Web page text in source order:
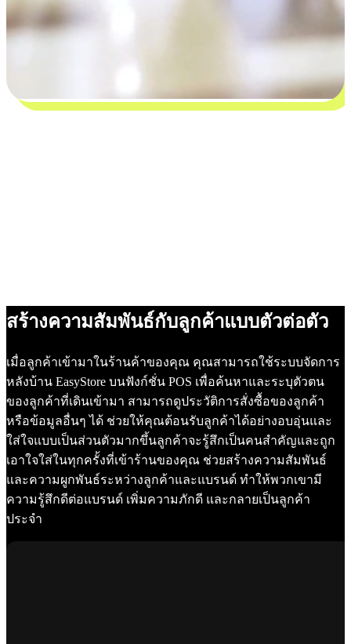
สร้างความสัมพันธ์กับลูกค้าแบบตัวต่อตัว
เมื่อลูกค้าเข้ามาในร้านค้าของคุณ คุณสามารถใช้ระบบจัดการ
หลังบ้าน EasyStore บนฟังก์ชั่น POS เพื่อค้นหาและระบุตัวตน
ของลูกค้าที่เดินเข้ามา สามารถดูประวัติการสั่งซื้อของลูกค้า
หรือข้อมูลอื่นๆ ได้ ช่วยให้คุณต้อนรับลูกค้าได้อย่างอบอุ่นและ
ใส่ใจแบบเป็นส่วนตัวมากขึ้นลูกค้าจะรู้สึกเป็นคนสำคัญและถูก
เอาใจใส่ในทุกครั้งที่เข้าร้านของคุณ ช่วยสร้างความสัมพันธ์
และความผูกพันธ์ระหว่างลูกค้าและแบรนด์ ทำให้พวกเขามี
ความรู้สึกดีต่อแบรนด์ เพิ่มความภักดี และกลายเป็นลูกค้า
ประจำ